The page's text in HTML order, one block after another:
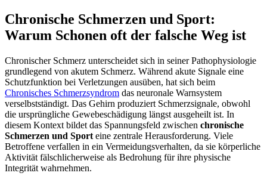
Chronische Schmerzen und Sport:
Warum Schonen oft der falsche Weg ist
Chronischer Schmerz unterscheidet sich in seiner Pathophysiologie
grundlegend von akutem Schmerz. Während akute Signale eine
Schutzfunktion bei Verletzungen ausüben, hat sich beim
Chronisches Schmerzsyndrom das neuronale Warnsystem
verselbstständigt. Das Gehirn produziert Schmerzsignale, obwohl
die ursprüngliche Gewebeschädigung längst ausgeheilt ist. In
diesem Kontext bildet das Spannungsfeld zwischen chronische
Schmerzen und Sport eine zentrale Herausforderung. Viele
Betroffene verfallen in ein Vermeidungsverhalten, da sie körperliche
Aktivität fälschlicherweise als Bedrohung für ihre physische
Integrität wahrnehmen.